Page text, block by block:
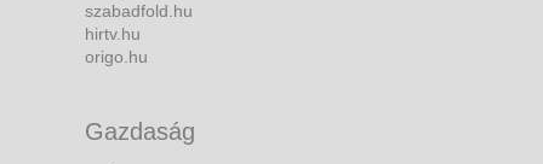
szabadfold.hu
hirtv.hu
origo.hu
Gazdaság